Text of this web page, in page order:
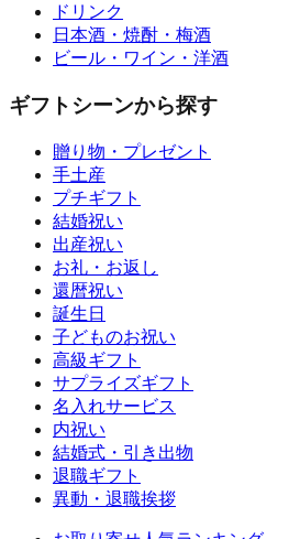
ドリンク
日本酒・焼酎・梅酒
ビール・ワイン・洋酒
ギフトシーンから探す
贈り物・プレゼント
手土産
プチギフト
結婚祝い
出産祝い
お礼・お返し
還暦祝い
誕生日
子どものお祝い
高級ギフト
サプライズギフト
名入れサービス
内祝い
結婚式・引き出物
退職ギフト
異動・退職挨拶